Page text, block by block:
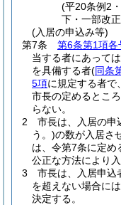
(平20条例2
下・一部改
(入居の申込み等)
第7条
第6条第1項各
当する者にあっては
を具備する者(同条
5項に規定する者で
市長の定めるとこ
らない。
2
市長は、入居の申
う。)の数が入居さ
は、令第7条に定め
公正な方法により
3
市長は、入居申込
を超えない場合に
決定する。